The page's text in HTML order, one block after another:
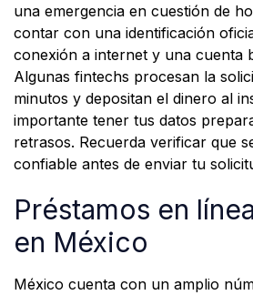
una emergencia en cuestión de
contar con una identificación
conexión a internet y una cuenta
Algunas fintechs procesan la
minutos y depositan el dinero al
importante tener tus datos
retrasos. Recuerda verificar que
confiable antes de enviar tu
Préstamos en
en México
México cuenta con un amplio